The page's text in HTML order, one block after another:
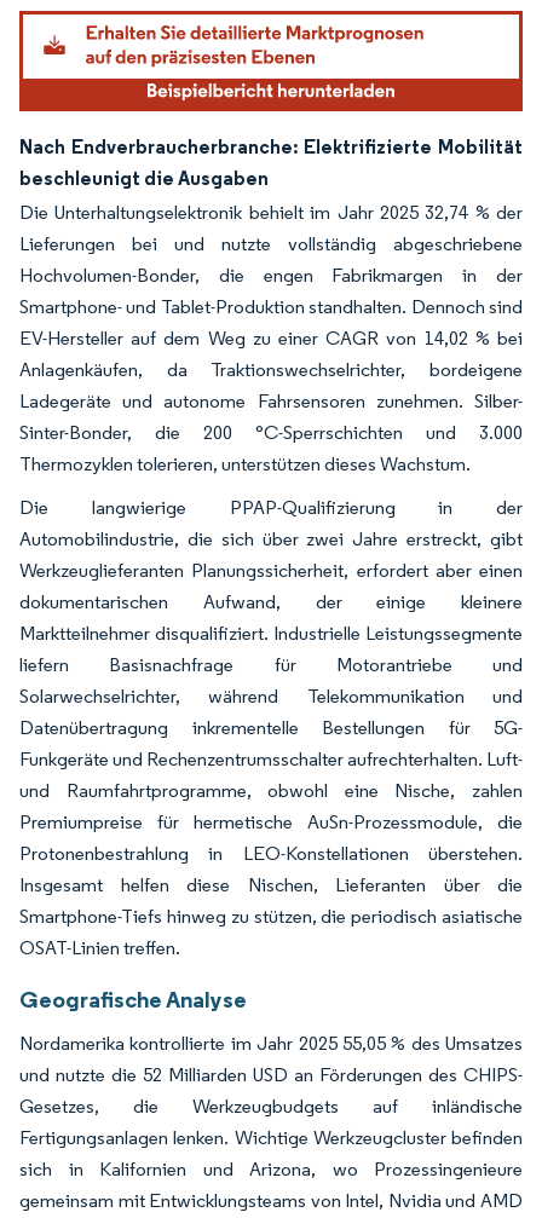
Nach Endverbraucherbranche: Elektrifizierte Mobilität
beschleunigt die Ausgaben
Die Unterhaltungselektronik behielt im Jahr 2025 32,74 % der
Lieferungen bei und nutzte vollständig abgeschriebene
Hochvolumen-Bonder, die engen Fabrikmargen in der
Smartphone- und Tablet-Produktion standhalten. Dennoch sind
EV-Hersteller auf dem Weg zu einer CAGR von 14,02 % bei
Anlagenkäufen, da Traktionswechselrichter, bordeigene
Ladegeräte und autonome Fahrsensoren zunehmen. Silber-
Sinter-Bonder, die 200 °C-Sperrschichten und 3.000
Thermozyklen tolerieren, unterstützen dieses Wachstum.
Die langwierige PPAP-Qualifizierung in der
Automobilindustrie, die sich über zwei Jahre erstreckt, gibt
Werkzeuglieferanten Planungssicherheit, erfordert aber einen
dokumentarischen Aufwand, der einige kleinere
Marktteilnehmer disqualifiziert. Industrielle Leistungssegmente
liefern Basisnachfrage für Motorantriebe und
Solarwechselrichter, während Telekommunikation und
Datenübertragung inkrementelle Bestellungen für 5G-
Funkgeräte und Rechenzentrumsschalter aufrechterhalten. Luft-
und Raumfahrtprogramme, obwohl eine Nische, zahlen
Premiumpreise für hermetische AuSn-Prozessmodule, die
Protonenbestrahlung in LEO-Konstellationen überstehen.
Insgesamt helfen diese Nischen, Lieferanten über die
Smartphone-Tiefs hinweg zu stützen, die periodisch asiatische
OSAT-Linien treffen.
Geografische Analyse
Nordamerika kontrollierte im Jahr 2025 55,05 % des Umsatzes
und nutzte die 52 Milliarden USD an Förderungen des CHIPS-
Gesetzes, die Werkzeugbudgets auf inländische
Fertigungsanlagen lenken. Wichtige Werkzeugcluster befinden
sich in Kalifornien und Arizona, wo Prozessingenieure
gemeinsam mit Entwicklungsteams von Intel, Nvidia und AMD